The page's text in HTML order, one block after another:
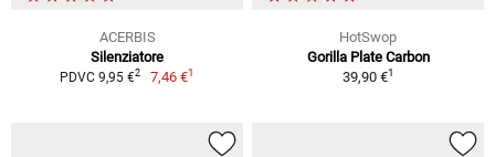
ACERBIS
Silenziatore
PDVC 9,95 €2 7,46 €1
HotSwop
Gorilla Plate Carbon
39,90 €1